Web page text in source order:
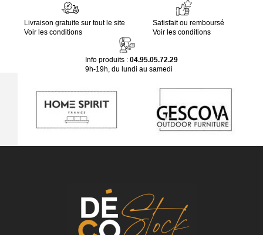
Livraison gratuite sur tout le site
Voir les conditions
Satisfait ou remboursé
Voir les conditions
Info produits : 04.95.05.72.29
9h-19h, du lundi au samedi